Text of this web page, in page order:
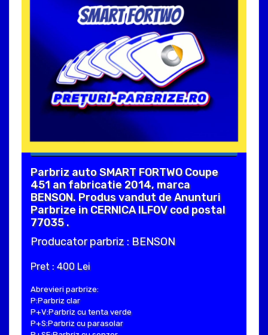
Parbriz auto SMART FORTWO Coupe
451 an fabricatie 2014, marca
BENSON. Produs vandut de Anunturi
Parbrize in CERNICA ILFOV cod postal
77035 .
Producator parbriz : BENSON
Pret : 400 Lei
Abrevieri parbrize:
P:Parbriz clar
P+V:Parbriz cu tenta verde
P+S:Parbriz cu parasolar